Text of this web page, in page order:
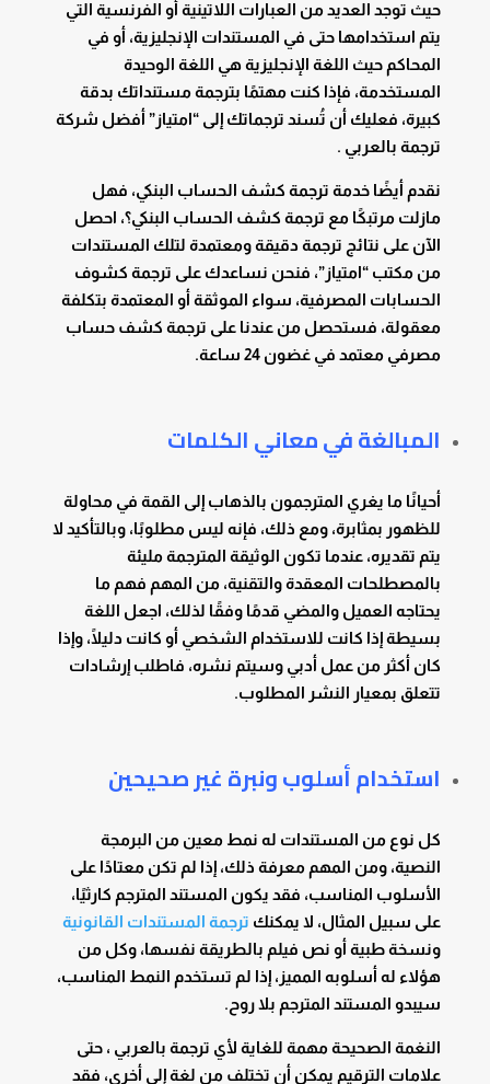
حيث توجد العديد من العبارات اللاتينية أو الفرنسية التي
يتم استخدامها حتى في المستندات الإنجليزية، أو في
المحاكم حيث اللغة الإنجليزية هي اللغة الوحيدة
المستخدمة، فإذا كنت مهتمًا بترجمة مستنداتك بدقة
كبيرة، فعليك أن تُسند ترجماتك إلى “امتياز” أفضل شركة
ترجمة بالعربي .
نقدم أيضًا خدمة ترجمة كشف الحساب البنكي، فهل
مازلت مرتبكًا مع ترجمة كشف الحساب البنكي؟، احصل
الآن على نتائج ترجمة دقيقة ومعتمدة لتلك المستندات
من مكتب “امتياز”، فنحن نساعدك على ترجمة كشوف
الحسابات المصرفية، سواء الموثقة أو المعتمدة بتكلفة
معقولة، فستحصل من عندنا على ترجمة كشف حساب
مصرفي معتمد في غضون 24 ساعة.
المبالغة في معاني الكلمات
أحيانًا ما يغري المترجمون بالذهاب إلى القمة في محاولة
للظهور بمثابرة، ومع ذلك، فإنه ليس مطلوبًا، وبالتأكيد لا
يتم تقديره، عندما تكون الوثيقة المترجمة مليئة
بالمصطلحات المعقدة والتقنية، من المهم فهم ما
يحتاجه العميل والمضي قدمًا وفقًا لذلك، اجعل اللغة
بسيطة إذا كانت للاستخدام الشخصي أو كانت دليلًا، وإذا
كان أكثر من عمل أدبي وسيتم نشره، فاطلب إرشادات
تتعلق بمعيار النشر المطلوب.
استخدام أسلوب ونبرة غير صحيحين
كل نوع من المستندات له نمط معين من البرمجة
النصية، ومن المهم معرفة ذلك، إذا لم تكن معتادًا على
الأسلوب المناسب، فقد يكون المستند المترجم كارثيًا،
على سبيل المثال، لا يمكنك ترجمة المستندات القانونية
ونسخة طبية أو نص فيلم بالطريقة نفسها، وكل من
هؤلاء له أسلوبه المميز، إذا لم تستخدم النمط المناسب،
سيبدو المستند المترجم بلا روح.
النغمة الصحيحة مهمة للغاية لأي ترجمة بالعربي ، حتى
علامات الترقيم يمكن أن تختلف من لغة إلى أخرى، فقد